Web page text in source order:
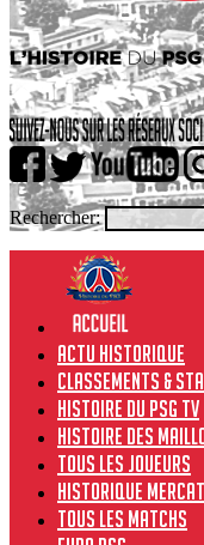
Rechercher:
Actu historique
Classements &
Histoire du PSG TV
Histoire des
Tous les joueurs
Historique
Tous les matchs